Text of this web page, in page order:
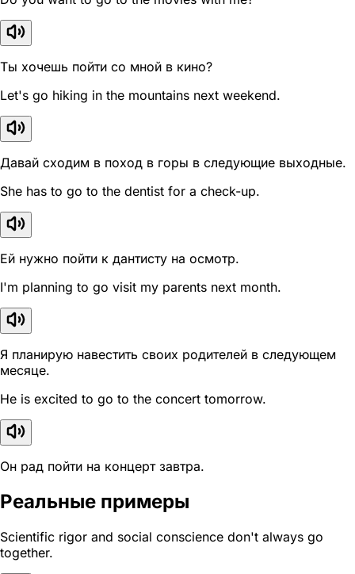
Ты хочешь пойти со мной в кино?
Let's go hiking in the mountains next weekend.
Давай сходим в поход в горы в следующие выходные.
She has to go to the dentist for a check-up.
Ей нужно пойти к дантисту на осмотр.
I'm planning to go visit my parents next month.
Я планирую навестить своих родителей в следующем
месяце.
He is excited to go to the concert tomorrow.
Он рад пойти на концерт завтра.
Реальные примеры
Scientific rigor and social conscience don't always go
together.